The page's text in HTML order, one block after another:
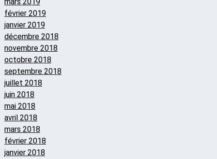
février 2019
janvier 2019
décembre 2018
novembre 2018
octobre 2018
septembre 2018
juillet 2018
juin 2018
mai 2018
avril 2018
mars 2018
février 2018
janvier 2018